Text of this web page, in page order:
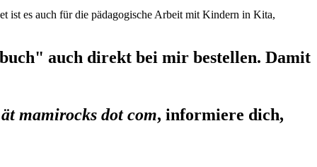
ist es auch für die pädagogische Arbeit mit Kindern in Kita,
auch direkt bei mir bestellen. Damit
mamirocks dot com, informiere dich,